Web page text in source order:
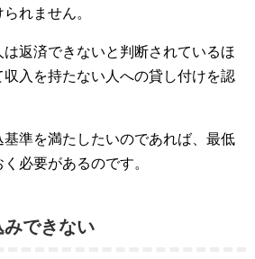
れません。
返済できないと判断されているほ
入を持たない人への貸し付けを認
準を満たしたいのであれば、最低
必要があるのです。
できない